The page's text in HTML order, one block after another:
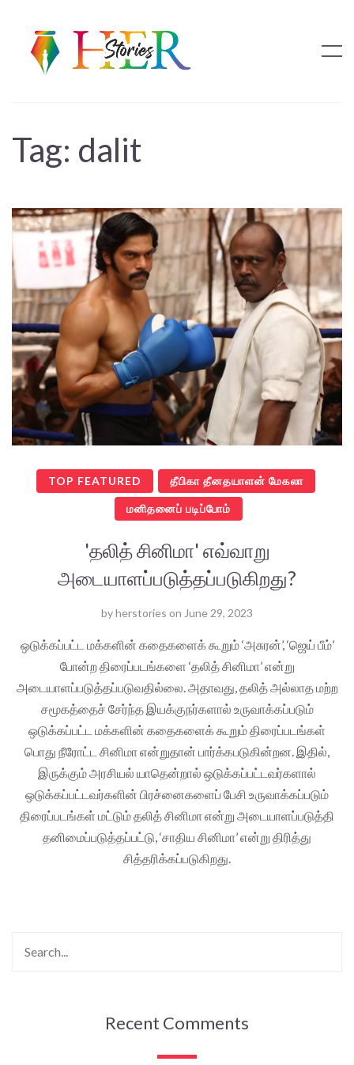
Tag: dalit
TOP FEATURED தீபிகா தீனதயாளன் மேகலா
மனிதனைப் படிப்போம்
'தலித் சினிமா' எவ்வாறு
அடையாளப்படுத்தப்படுகிறது?
byherstories on June 29, 2023
ஒடுக்கப்பட்ட மக்களின் கதைகளைக் கூறும் ‘அசுரன்’, ‘ஜெய் பீம்’
போன்ற திரைப்படங்களை ‘தலித் சினிமா’ என்று
அடையாளப்படுத்தப்படுவதில்லை. அதாவது, தலித் அல்லாத மற்ற
சமூகத்தைச் சேர்ந்த இயக்குநர்களால் உருவாக்கப்படும்
ஒடுக்கப்பட்ட மக்களின் கதைகளைக் கூறும் திரைப்படங்கள்
பொது நீரோட்ட சினிமா என்றுதான் பார்க்கபடுகின்றன. இதில்,
இருக்கும் அரசியல் யாதென்றால் ஒடுக்கப்பட்டவர்களால்
ஒடுக்கப்பட்டவர்களின் பிரச்னைகளைப் பேசி உருவாக்கப்படும்
திரைப்படங்கள் மட்டும் தலித் சினிமா என்று அடையாளப்படுத்தி
தனிமைப்படுத்தப்பட்டு, ‘சாதிய சினிமா’ என்று திரித்து
சித்தரிக்கப்படுகிறது.
Recent Comments